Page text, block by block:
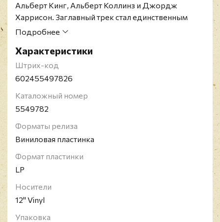
Альберт Кинг, Альберт Коллинз и Джордж
Харрисон. Заглавный трек стал единственным
синглом Мура, попавшим в Billboard Hot 100,
Альбом также занял 83-е место в Billboard 200 и
был сертифицирован золотым RIAA в ноябре 1995
года.
зеленом виниле.
Ирландский музыкант Гэри Мур родился в 1952 и
умер в 2011 году. Мур играл в разных жанрах:
хэви-метал, хард-рок, джаз-фьюжн, а также
значительный вклад. После себя он оставил
наследие из 28 студийных альбомов и 6
Подробнее
Характеристики
Штрих-код
602455497826
Каталожный номер
5549782
Форматы релиза
Виниловая пластинка
Формат пластинки
LP
Носители
12" Vinyl
Упаковка